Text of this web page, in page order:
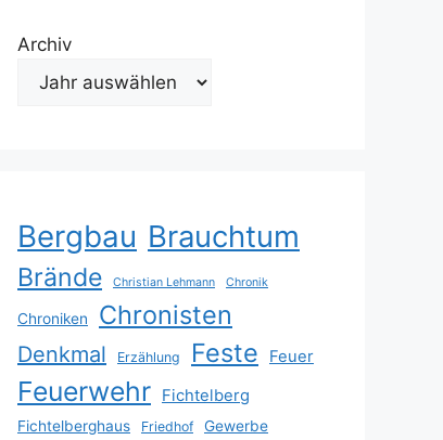
Archiv
Bergbau Brauchtum
Brände Christian Lehmann Chronik
Chroniken Chronisten
Denkmal Erzählung Feste Feuer
Feuerwehr Fichtelberg
Fichtelberghaus Friedhof
Gewerbe